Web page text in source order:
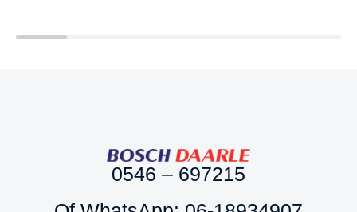
0546 – 697215